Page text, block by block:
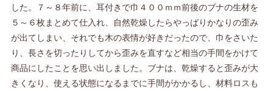
した。７～８年前に、耳付きで巾４００ｍｍ前後のブナの生材を
５～６枚まとめて仕入れ、自然乾燥したらやっぱりかなりの歪み
が出てしまい、それでも木の表情が好きだったので、巾をさいた
り、長さを切ったりしてから歪みを直すなど相当の手間をかけて
商品にしたことを思い出しました。ブナは、乾燥すると歪みが大
きくなり、使える状態になるまでに手間がかかるし、材料ロスも